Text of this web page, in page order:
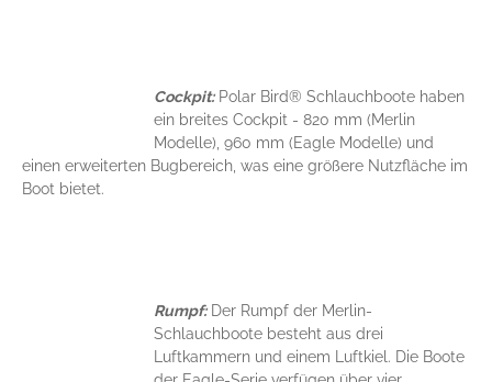
Cockpit:Polar Bird® Schlauchboote haben
ein breites Cockpit - 820 mm (Merlin
Modelle), 960 mm (Eagle Modelle) und
einen erweiterten Bugbereich, was eine größere Nutzfläche im
Boot bietet.
Rumpf:Der Rumpf der Merlin-
Schlauchboote besteht aus drei
Luftkammern und einem Luftkiel. Die Boote